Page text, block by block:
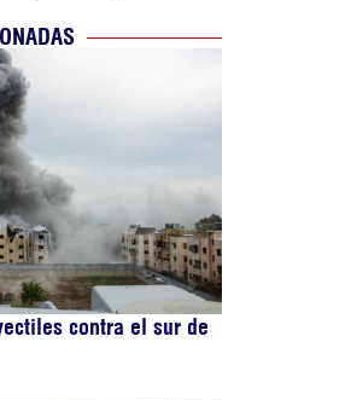
contra el sur de